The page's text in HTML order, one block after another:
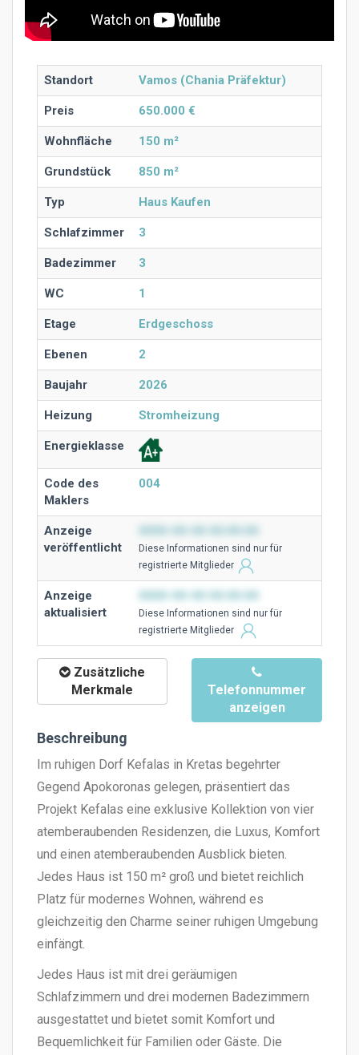
Standort Vamos (Chania Präfektur)
Preis 650.000 €
Wohnfläche 150 m²
Grundstück 850 m²
Typ Haus Kaufen
Schlafzimmer 3
Badezimmer 3
WC 1
Etage Erdgeschoss
Ebenen 2
Baujahr 2026
Heizung Stromheizung
Energieklasse
Code des
Maklers
004
Anzeige
veröffentlicht
Diese Ιnformationen sind nur für
registrierte Mitglieder
Anzeige
aktualisiert
Diese Ιnformationen sind nur für
registrierte Mitglieder
Zusätzliche
Merkmale
Telefonnummer
anzeigen
Beschreibung
Im ruhigen Dorf Kefalas in Kretas begehrter
Gegend Apokoronas gelegen, präsentiert das
Projekt Kefalas eine exklusive Kollektion von vier
atemberaubenden Residenzen, die Luxus, Komfort
und einen atemberaubenden Ausblick bieten.
Jedes Haus ist 150 m² groß und bietet reichlich
Platz für modernes Wohnen, während es
gleichzeitig den Charme seiner ruhigen Umgebung
einfängt.
Jedes Haus ist mit drei geräumigen
Schlafzimmern und drei modernen Badezimmern
ausgestattet und bietet somit Komfort und
Bequemlichkeit für Familien oder Gäste. Die